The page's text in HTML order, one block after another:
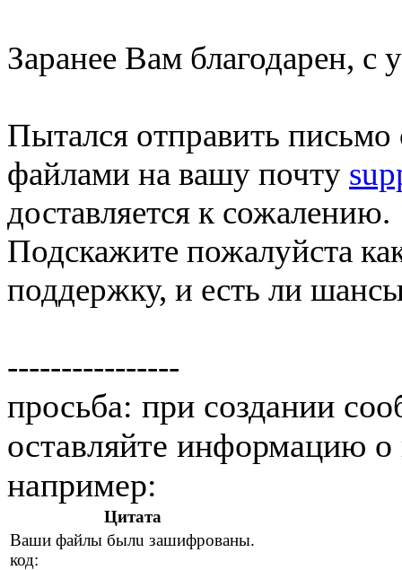
Заранее Вам благодарен, с
Пытался отправить
файлами на вашу почту
доставляется к сожалению.
Подскажите пожалуйста
поддержку, и есть ли
----------------
просьба: при создании
оставляйте информацию
например:
Цитата
Ваши фaйлы былu зaшифpoвaны.
код: